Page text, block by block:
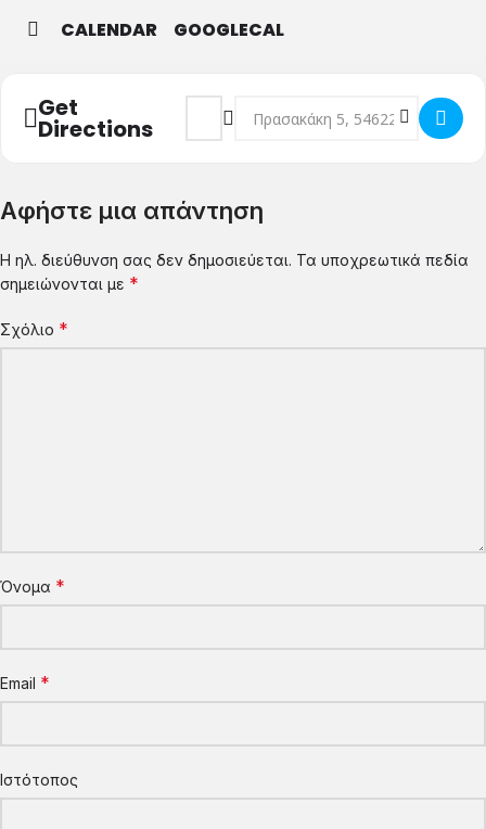
CALENDAR GOOGLECAL
Get
Directions
Address - ΑΝΤΕΧΕΙΣ; της Αρετής
Destination Address - ΑΝΤΕΧΕΙΣ;
Αφήστε μια απάντηση
Η ηλ. διεύθυνση σας δεν δημοσιεύεται. Τα υποχρεωτικά πεδία
σημειώνονται με *
Σχόλιο *
Όνομα *
Email *
Ιστότοπος